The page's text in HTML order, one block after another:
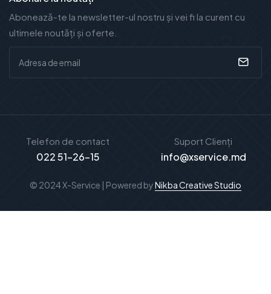
Abonează-te la newsletter-ul nostru și vei fi la curent cu
ultimele noutăți și oferte.
© 2024 X-Service | Powered byNikba Creative Studio
Telefon de contact
022 51-26-15
Suport Clienți
info@xservice.md